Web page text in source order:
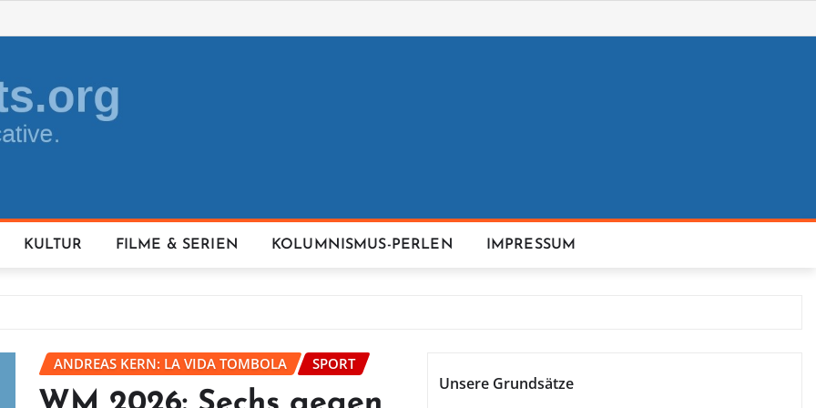
KULTUR FILME & SERIEN KOLUMNISMUS-PERLEN IMPRESSUM
ANDREAS KERN: LA VIDA TOMBOLA SPORT
Unsere Grundsätze